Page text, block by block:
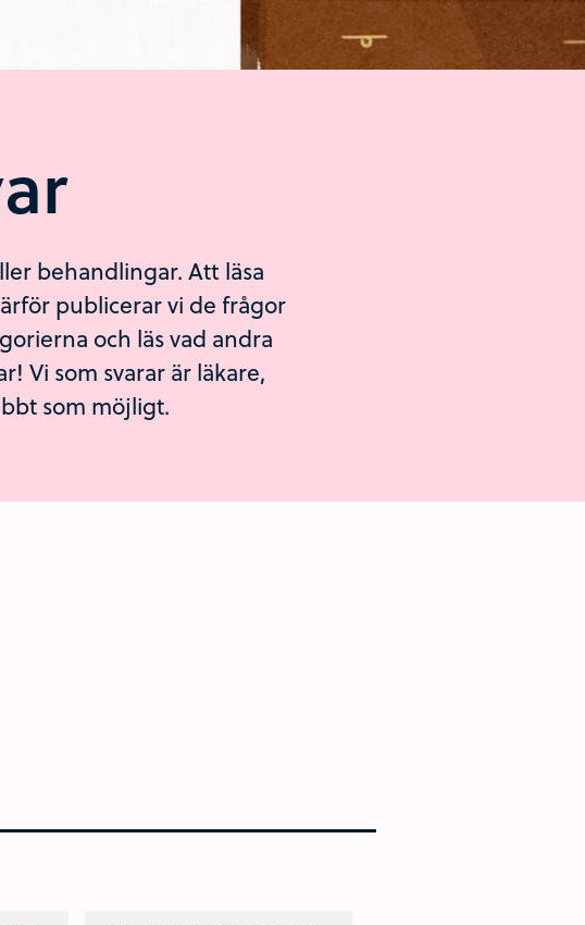
behandlingar. Att läsa
publicerar vi de frågor
och läs vad andra
Vi som svarar är läkare,
som möjligt.